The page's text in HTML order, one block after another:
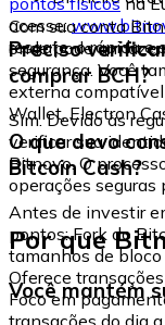
acesse:
resgate-o rápida e
Com sua conta
onde pode
segurança. Você
externa
Wallet, Electron
Preciso
comprar BCH?
Sim. Devido às
verificar sua
Bitnovo. O
operações seguras
O que devo
Bitcoin Cash?
Antes de investir
pontos: Fork do
tamanhos de bloco
Oferece
Foco em
Por que
Você mantém